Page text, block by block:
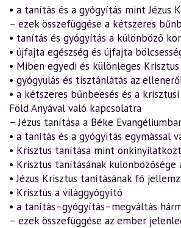
János
evangéliuma
a
szellemtudomány
fényében
32.
rész
(2016.03.04.)
mennyiség
• a tanítás és a gyógyítás mint Jézus
– ezek összefüggése a kétszeres
• tanítás és gyógyítás a különböző
• újfajta egészség és újfajta
• Miben egyedi és különleges
• gyógyulás és tisztánlátás az
• a kétszeres bűnbeesés és a
Föld Anyával való kapcsolatra
– Jézus tanítása a Béke
• a tanítás és a gyógyítás egymással
• Krisztus tanítása mint
• Krisztus tanításának
• Jézus Krisztus tanításának fő
• Krisztus a világgyógyító
• a tanítás–gyógyítás–megváltás
– ezek összefüggése az ember